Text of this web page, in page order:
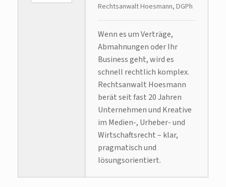
Rechtsanwalt Hoesmann, DGPh
Wenn es um Verträge,
Abmahnungen oder Ihr
Business geht, wird es
schnell rechtlich komplex.
Rechtsanwalt Hoesmann
berät seit fast 20 Jahren
Unternehmen und Kreative
im Medien-, Urheber- und
Wirtschaftsrecht – klar,
pragmatisch und
lösungsorientiert.